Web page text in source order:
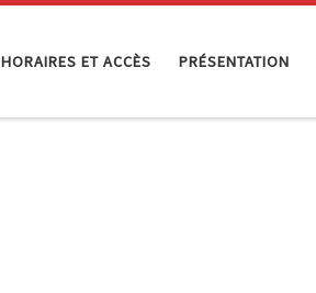
HORAIRES ET ACCÈS PRÉSENTATION